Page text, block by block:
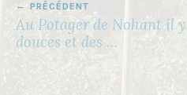
N
A
PRÉCÉDENT
Au Potager de Nohant il
douces et des …